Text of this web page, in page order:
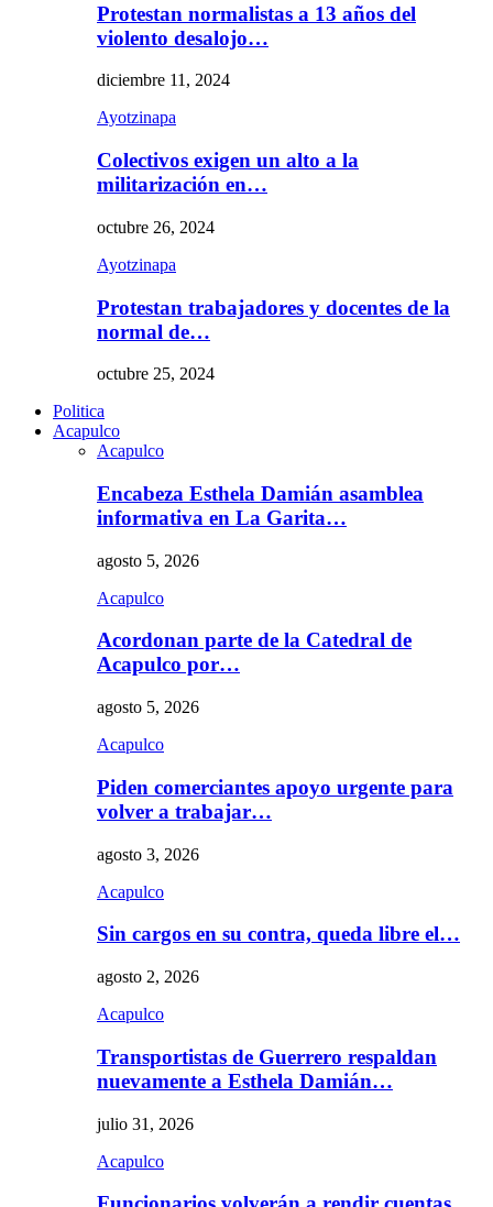
Protestan normalistas a 13 años del
violento desalojo…
diciembre 11, 2024
Ayotzinapa
Colectivos exigen un alto a la
militarización en…
octubre 26, 2024
Ayotzinapa
Protestan trabajadores y docentes de la
normal de…
octubre 25, 2024
Politica
Acapulco
Acapulco
Encabeza Esthela Damián asamblea
informativa en La Garita…
agosto 5, 2026
Acapulco
Acordonan parte de la Catedral de
Acapulco por…
agosto 5, 2026
Acapulco
Piden comerciantes apoyo urgente para
volver a trabajar…
agosto 3, 2026
Acapulco
Sin cargos en su contra, queda libre el…
agosto 2, 2026
Acapulco
Transportistas de Guerrero respaldan
nuevamente a Esthela Damián…
julio 31, 2026
Acapulco